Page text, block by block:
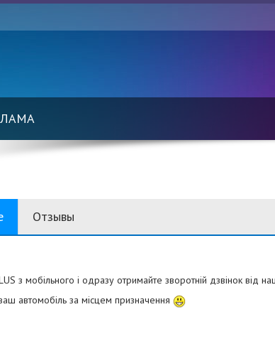
Отзывы
з мобільного і одразу отримайте зворотній дзвінок від
автомобіль за місцем призначення